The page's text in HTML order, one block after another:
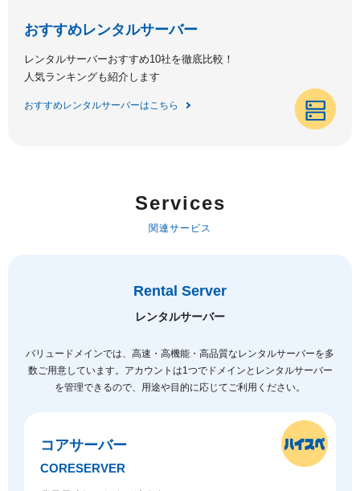
おすすめレンタルサーバー
レンタルサーバーおすすめ10社を徹底比較！
人気ランキングも紹介します
おすすめレンタルサーバーはこちら
Services
関連サービス
Rental Server
レンタルサーバー
バリュードメインでは、高速・高機能・高品質なレンタルサーバーを多
数ご用意しています。
アカウントは1つでドメインとレンタルサーバー
を管理できるので、用途や目的に応じてご利用ください。
コアサーバー
CORESERVER